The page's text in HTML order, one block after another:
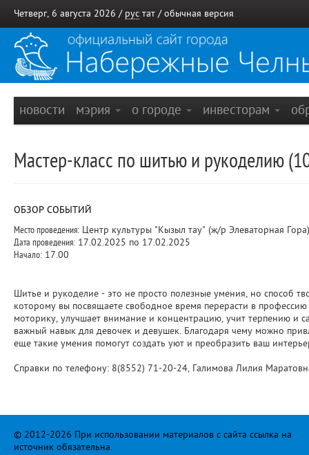
Четверг, 6 августа 2026 / рус тат / обычная версия
новости мэрия о городе инвесторам
Мастер-класс по шитью и рукоделию
ОБЗОР СОБЫТИЙ
Место проведения: Центр культуры "Кызыл тау" (ж/р Элеваторная Гора)
Дата проведения: 17.02.2025 по 17.02.2025
Начало: 17.00
Шитье и рукоделие - это не просто полезные умения, но способ
которому вы посвящаете свободное время перерасти в
моторику, улучшает внимание и концентрацию, учит терпению и
важный навык для девочек и девушек. Благодаря чему можно
еще такие умения помогут создать уют и преобразить ваш
Справки по телефону: 8(8552) 71-20-24, Галимова Лилия
© 2012-2026 При использовании материалов с сайта ссылка на
источник обязательна.